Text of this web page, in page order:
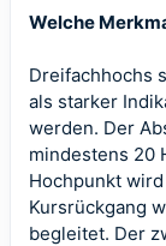
Welche
Dreifachhochs
als starker
werden. Der
mindestens 20
Hochpunkt
Kursrückgang
begleitet. Der